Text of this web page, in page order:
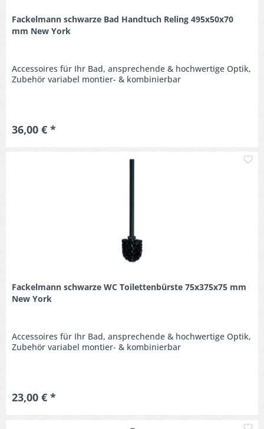
Fackelmann schwarze Bad Handtuch Reling 495x50x70
mm New York
Accessoires für Ihr Bad, ansprechende & hochwertige Optik,
Zubehör variabel montier- & kombinierbar
36,00 € *
Fackelmann schwarze WC Toilettenbürste 75x375x75 mm
New York
Accessoires für Ihr Bad, ansprechende & hochwertige Optik,
Zubehör variabel montier- & kombinierbar
23,00 € *